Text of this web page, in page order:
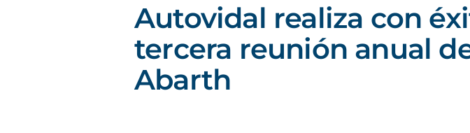
Autovidal realiza con
tercera reunión anual
Abarth